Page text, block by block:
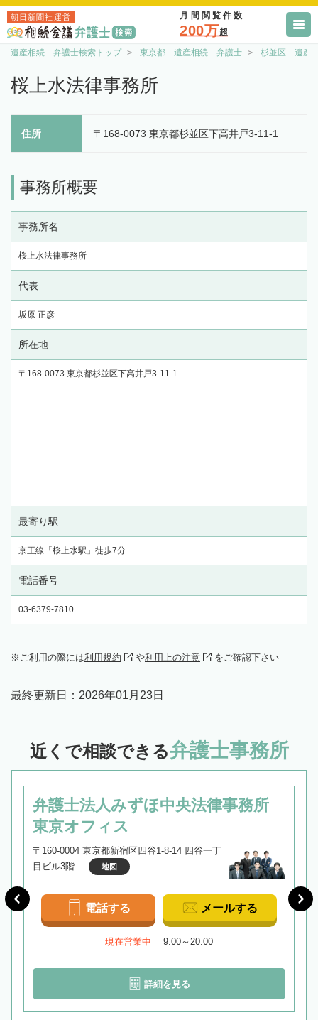
朝日新聞社運営 月間閲覧件数
200万超
遺産相続 弁護士検索トップ 東京都 遺産相続 弁護士 杉並区 遺産
桜上水法律事務所
住所 〒168-0073 東京都杉並区下高井戸3-11-1
事務所概要
事務所名
桜上水法律事務所
代表
坂原 正彦
所在地
〒168-0073 東京都杉並区下高井戸3-11-1
最寄り駅
京王線「桜上水駅」徒歩7分
電話番号
03-6379-7810
ご利用の際には利用規約 や利用上の注意 をご確認下さい
最終更新日： 2026年01月23日
近くで相談できる弁護士事務所
弁護士法人みずほ中央法律事務所
東京オフィス
〒160-0004 東京都新宿区四谷1-8-14 四谷一丁
目ビル3階
地図
電話する メールする
現在営業中 9:00～20:00
詳細を見る